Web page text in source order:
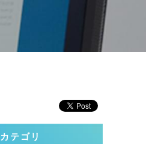
カテゴリ